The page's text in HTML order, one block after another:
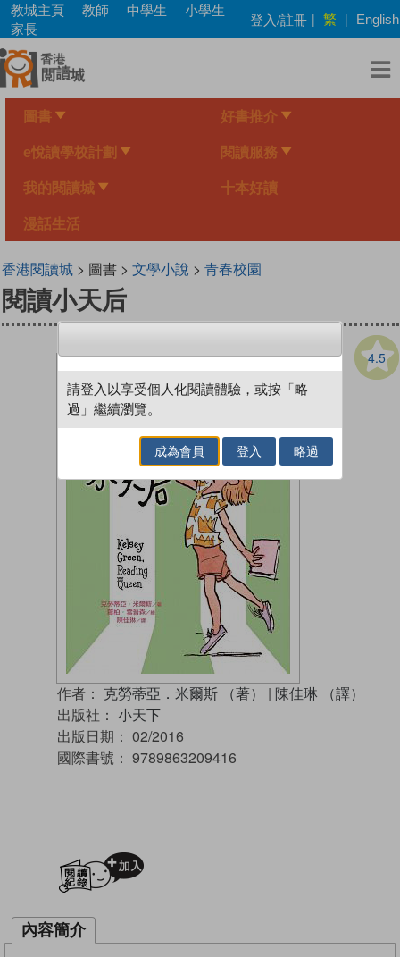
Skip
main
content
教城主頁 教師 中學生
小學生
家長
登入/註冊 | 繁 | English
圖書 好書推介
e悅讀學校計劃 閱讀服務
我的閱讀城 十本好讀
漫話生活
香港閱讀城> 圖書 > 文學小說 > 青春校園
閱讀小天后
4.5
作者： 克勞蒂亞．米爾斯 （著） | 陳佳琳 （譯）
出版社： 小天下
出版日期： 02/2016
國際書號： 9789863209416
內容簡介
請登入以享受個人化閱讀體驗，或按「略
過」繼續瀏覽。
成為會員 登入 略過